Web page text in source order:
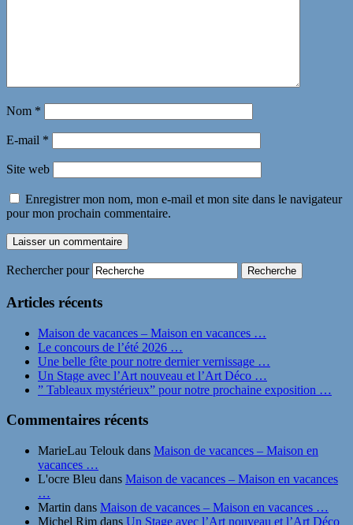
Nom *
E-mail *
Site web
Enregistrer mon nom, mon e-mail et mon site dans le navigateur
pour mon prochain commentaire.
Rechercher pour
Articles récents
Maison de vacances – Maison en vacances …
Le concours de l’été 2026 …
Une belle fête pour notre dernier vernissage …
Un Stage avec l’Art nouveau et l’Art Déco …
” Tableaux mystérieux” pour notre prochaine exposition …
Commentaires récents
MarieLau Telouk dans Maison de vacances – Maison en
vacances …
L'ocre Bleu dans Maison de vacances – Maison en vacances
…
Martin dans Maison de vacances – Maison en vacances …
Michel Rim dans Un Stage avec l’Art nouveau et l’Art Déco